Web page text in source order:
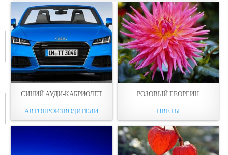
СИНИЙ АУДИ-КАБРИОЛЕТ
АВТОПРОИЗВОДИТЕЛИ
РОЗОВЫЙ ГЕОРГИН
ЦВЕТЫ